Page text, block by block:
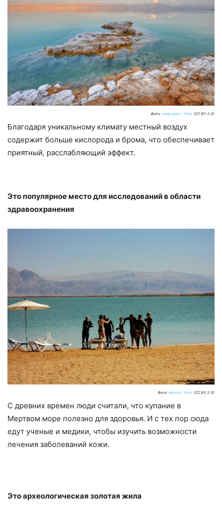
Фото: tsaiproject / flickr (CC BY 2.0)
Благодаря уникальному климату местный воздух
содержит больше кислорода и брома, что обеспечивает
приятный, расслабляющий эффект.
Это популярное место для исследований в области
здравоохранения
Фото: nborun / flickr (CC BY 2.0)
С древних времен люди считали, что купание в
Мертвом море полезно для здоровья. И с тех пор сюда
едут ученые и медики, чтобы изучить возможности
лечения заболеваний кожи.
Это археологическая золотая жила